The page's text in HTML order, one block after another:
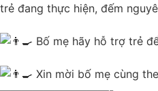
trẻ đang thực hiện, đếm
Bố mẹ hãy hỗ trợ trẻ
Xin mời bố mẹ cùng